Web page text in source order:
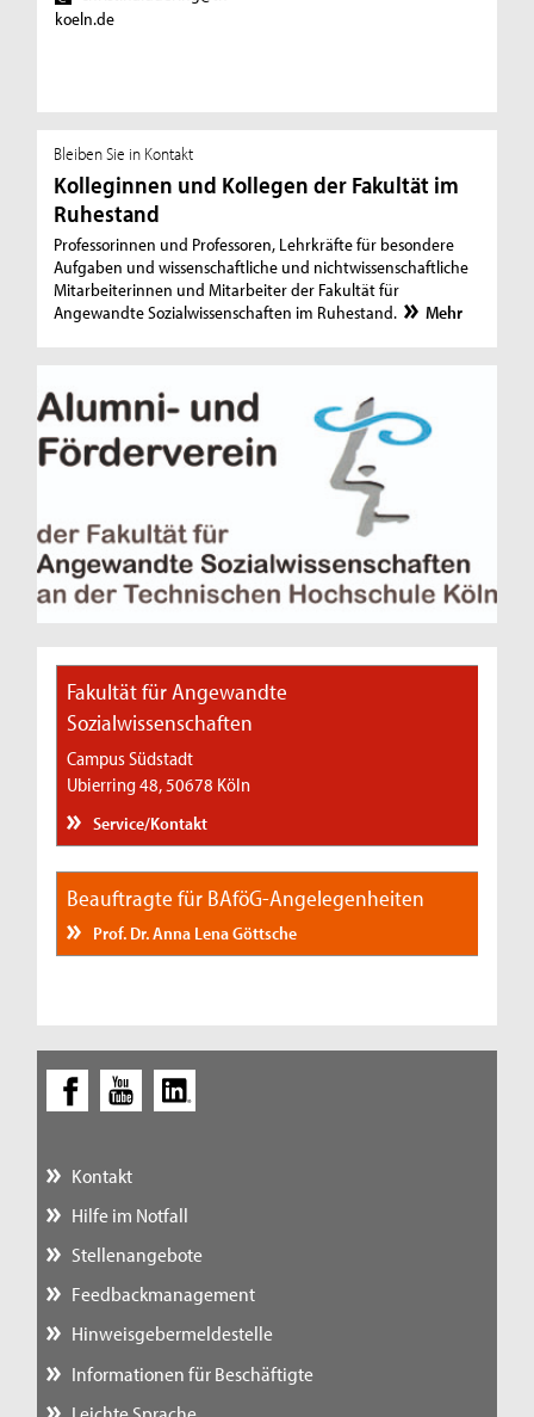
koeln.de
Bleiben Sie in Kontakt
Kolleginnen und Kollegen der Fakultät im
Ruhestand
Professorinnen und Professoren, Lehrkräfte für besondere
Aufgaben und wissenschaftliche und nichtwissenschaftliche
Mitarbeiterinnen und Mitarbeiter der Fakultät für
Angewandte Sozialwissenschaften im Ruhestand.
Mehr
Fakultät für Angewandte
Sozialwissenschaften
Campus Südstadt
Ubierring 48, 50678 Köln
Service/Kontakt
Beauftragte für BAföG-Angelegenheiten
Prof. Dr. Anna Lena Göttsche
Kontakt
Hilfe im Notfall
Stellenangebote
Feedbackmanagement
Hinweisgebermeldestelle
Informationen für Beschäftigte